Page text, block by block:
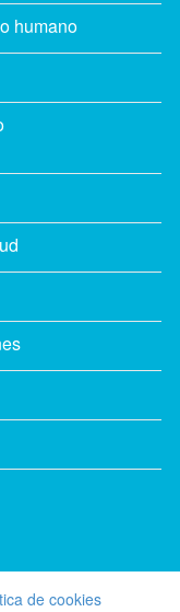
humano
de cookies